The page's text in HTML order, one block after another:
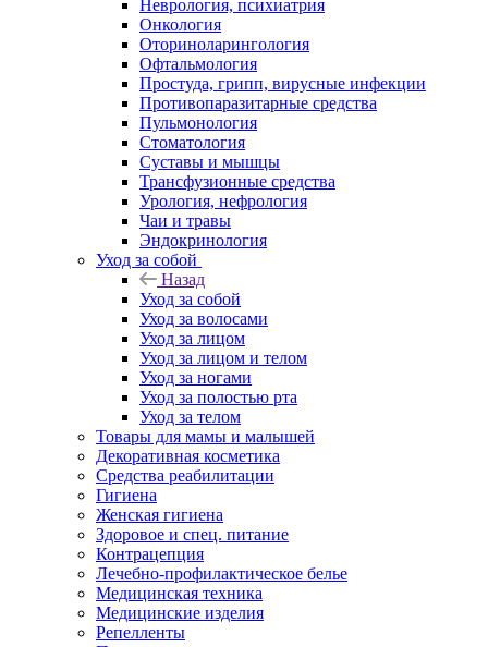
Неврология, психиатрия
Онкология
Оториноларингология
Офтальмология
Простуда, грипп, вирусные инфекции
Противопаразитарные средства
Пульмонология
Стоматология
Суставы и мышцы
Трансфузионные средства
Урология, нефрология
Чаи и травы
Эндокринология
Уход за собой
Назад
Уход за собой
Уход за волосами
Уход за лицом
Уход за лицом и телом
Уход за ногами
Уход за полостью рта
Уход за телом
Товары для мамы и малышей
Декоративная косметика
Средства реабилитации
Гигиена
Женская гигиена
Здоровое и спец. питание
Контрацепция
Лечебно-профилактическое белье
Медицинская техника
Медицинские изделия
Репелленты